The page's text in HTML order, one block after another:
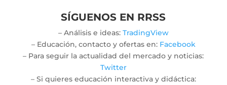
SÍGUENOS EN RRSS
– Análisis e ideas: TradingView
– Educación, contacto y ofertas en: Facebook
– Para seguir la actualidad del mercado y noticias:
Twitter
– Si quieres educación interactiva y didáctica: